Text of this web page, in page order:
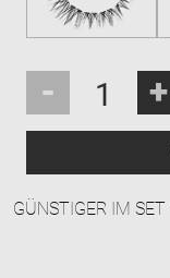
- +
GÜNSTIGER IM SET